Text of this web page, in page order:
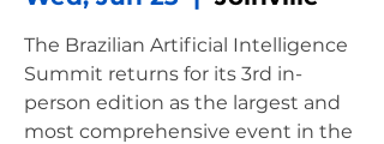
The Brazilian Artificial Intelligence
Summit returns for its 3rd in-
person edition as the largest and
most comprehensive event in the